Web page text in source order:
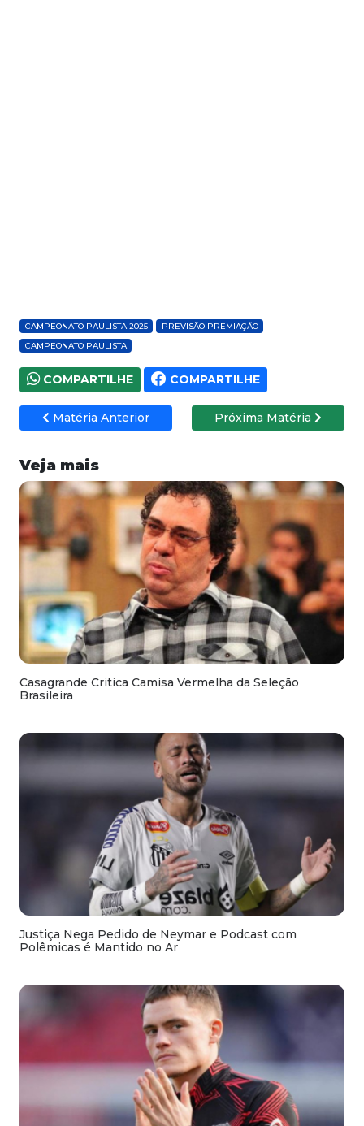
CAMPEONATO PAULISTA 2025
PREVISÃO PREMIAÇÃO
CAMPEONATO PAULISTA
COMPARTILHE COMPARTILHE
Matéria Anterior Próxima Matéria
Veja mais
Casagrande Critica Camisa Vermelha da Seleção
Brasileira
Justiça Nega Pedido de Neymar e Podcast com
Polêmicas é Mantido no Ar